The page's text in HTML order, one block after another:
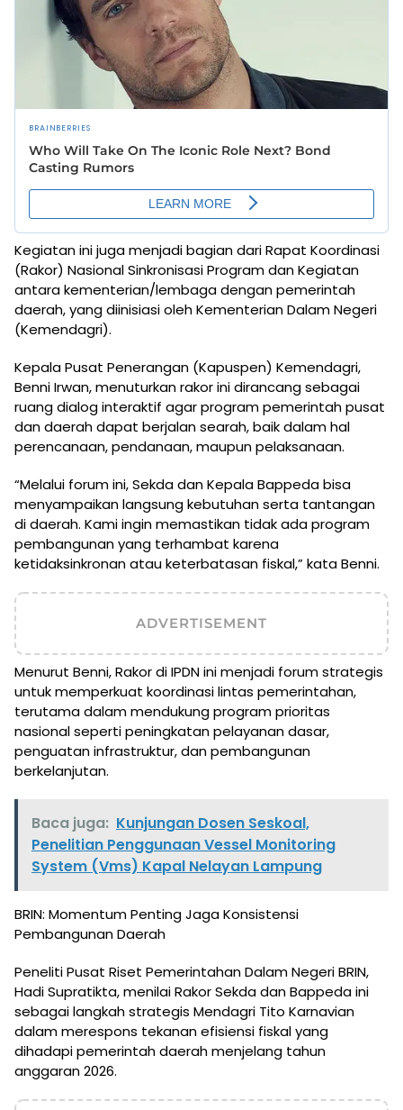
Kegiatan ini juga menjadi bagian dari Rapat Koordinasi
(Rakor) Nasional Sinkronisasi Program dan Kegiatan
antara kementerian/lembaga dengan pemerintah
daerah, yang diinisiasi oleh Kementerian Dalam Negeri
(Kemendagri).
Kepala Pusat Penerangan (Kapuspen) Kemendagri,
Benni Irwan, menuturkan rakor ini dirancang sebagai
ruang dialog interaktif agar program pemerintah pusat
dan daerah dapat berjalan searah, baik dalam hal
perencanaan, pendanaan, maupun pelaksanaan.
“Melalui forum ini, Sekda dan Kepala Bappeda bisa
menyampaikan langsung kebutuhan serta tantangan
di daerah. Kami ingin memastikan tidak ada program
pembangunan yang terhambat karena
ketidaksinkronan atau keterbatasan fiskal,” kata Benni.
ADVERTISEMENT
Menurut Benni, Rakor di IPDN ini menjadi forum strategis
untuk memperkuat koordinasi lintas pemerintahan,
terutama dalam mendukung program prioritas
nasional seperti peningkatan pelayanan dasar,
penguatan infrastruktur, dan pembangunan
berkelanjutan.
Baca juga: Kunjungan Dosen Seskoal,
Penelitian Penggunaan Vessel Monitoring
System (Vms) Kapal Nelayan Lampung
BRIN: Momentum Penting Jaga Konsistensi
Pembangunan Daerah
Peneliti Pusat Riset Pemerintahan Dalam Negeri BRIN,
Hadi Supratikta, menilai Rakor Sekda dan Bappeda ini
sebagai langkah strategis Mendagri Tito Karnavian
dalam merespons tekanan efisiensi fiskal yang
dihadapi pemerintah daerah menjelang tahun
anggaran 2026.